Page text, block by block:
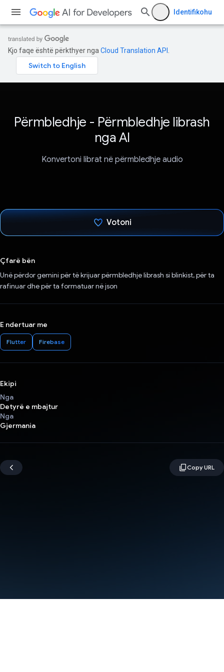
Identifikohu
Kjo faqe është përkthyer nga Cloud Translation API
Përmbledhje - Përmbledhje librash
nga AI
Konvertoni librat në përmbledhje audio
Votoni
Çfarë bën
Unë përdor gemini për të krijuar përmbledhje librash si blinkist, për ta
rafinuar dhe për ta formatuar në json
E ndertuar me
Flutter Firebase
Ekipi
Nga
Detyrë e mbajtur
Nga
Gjermania